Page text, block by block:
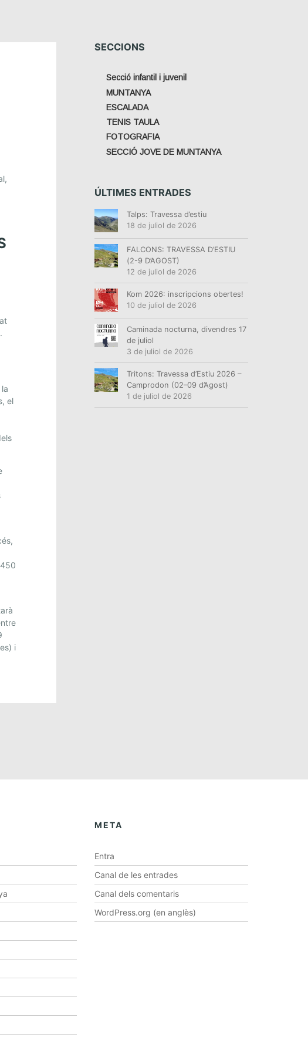
el
i
SECCIONS
Secció infantil i juvenil
MUNTANYA
ESCALADA
TENIS TAULA
FOTOGRAFIA
SECCIÓ JOVE DE MUNTANYA
ÚLTIMES ENTRADES
Talps: Travessa d’estiu
18 de juliol de 2026
FALCONS: TRAVESSA D’ESTIU
(2-9 D’AGOST)
12 de juliol de 2026
Kom 2026: inscripcions obertes!
10 de juliol de 2026
Caminada nocturna, divendres 17
de juliol
3 de juliol de 2026
Tritons: Travessa d’Estiu 2026 –
Camprodon (02–09 d’Agost)
1 de juliol de 2026
META
Entra
Canal de les entrades
Canal dels comentaris
WordPress.org (en anglès)